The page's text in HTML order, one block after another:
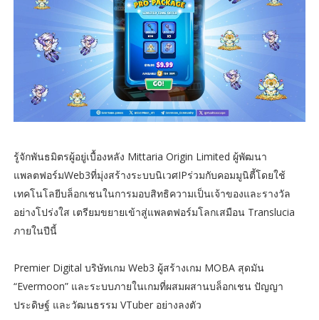
รู้จักพันธมิตรผู้อยู่เบื้องหลัง Mittaria Origin Limited ผู้พัฒนา
แพลตฟอร์มWeb3ที่มุ่งสร้างระบบนิเวศIPร่วมกับคอมมูนิตี้โดยใช้
เทคโนโลยีบล็อกเชนในการมอบสิทธิความเป็นเจ้าของและรางวัล
อย่างโปร่งใส เตรียมขยายเข้าสู่แพลตฟอร์มโลกเสมือน Translucia
ภายในปีนี้
Premier Digital บริษัทเกม Web3 ผู้สร้างเกม MOBA สุดมัน
“Evermoon” และระบบภายในเกมที่ผสมผสานบล็อกเชน ปัญญา
ประดิษฐ์ และวัฒนธรรม VTuber อย่างลงตัว